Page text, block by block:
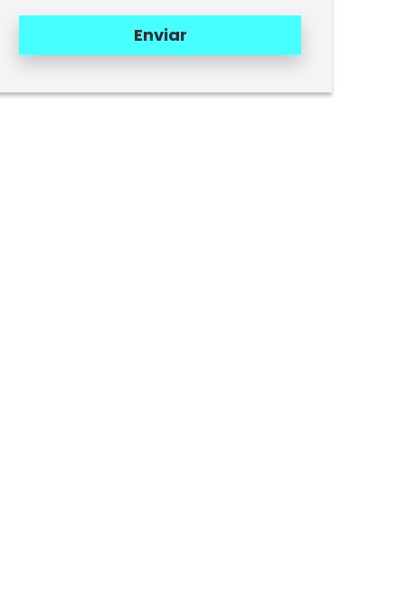
Enviar